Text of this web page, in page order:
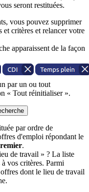
seront restituées.
vous pouvez supprimer
et critères et relancer votre
apparaissent de la façon
par un ou tout
« Tout réinitialiser ».
par ordre de
d'emploi répondant le
.
de travail » ? La liste
vos critères. Parmi
dont le lieu de travail